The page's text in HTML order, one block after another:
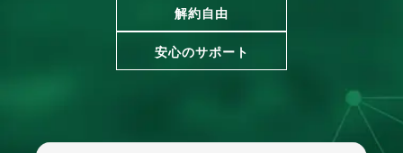
解約自由
安心のサポート